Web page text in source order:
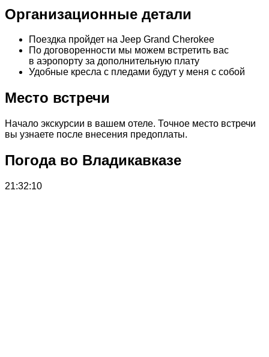
Организационные детали
Поездка пройдет на Jeep Grand Cherokee
По договоренности мы можем встретить вас
в аэропорту за дополнительную плату
Удобные кресла с пледами будут у меня с собой
Место встречи
Начало экскурсии в вашем отеле. Точное место встречи
вы узнаете после внесения предоплаты.
Погода во Владикавказе
21:32:10